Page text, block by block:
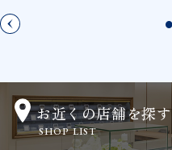
お近くの店舗を探す
SHOP LIST